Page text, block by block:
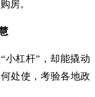
房。
小杠杆”，却能撬动
处使，考验各地政